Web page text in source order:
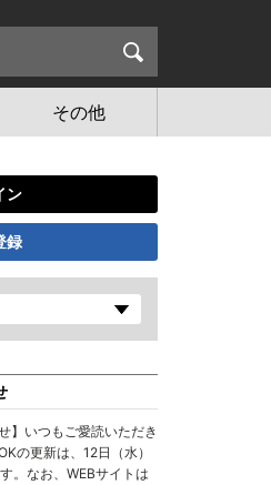
その他
ン
録
】いつもご愛読いただき
の更新は、12日（水）
。なお、WEBサイトは